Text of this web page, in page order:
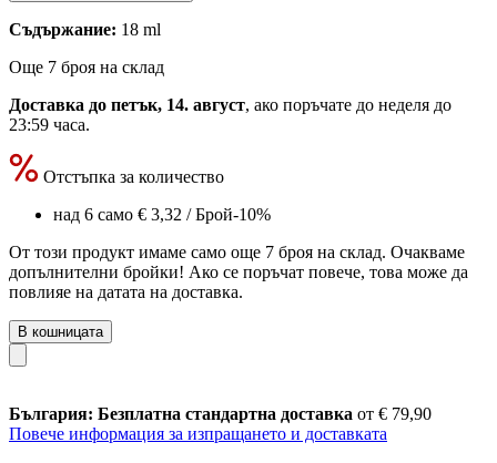
Съдържание: 18 ml
Още 7 броя на склад
Доставка до петък, 14. август, ако поръчате до неделя до
23:59 часа.
Отстъпка за количество
над 6 само € 3,32 / Брой-10%
От този продукт имаме само още 7 броя на склад. Очакваме
допълнителни бройки! Ако се поръчат повече, това може да
повлияе на датата на доставка.
В кошницата
България: Безплатна стандартна доставка от € 79,90
Повече информация за изпращането и доставката